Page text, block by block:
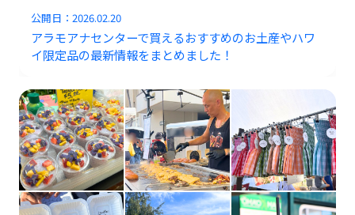
公開日：2026.02.20
アラモアナセンターで買えるおすすめのお土産やハワ
イ限定品の最新情報をまとめました！